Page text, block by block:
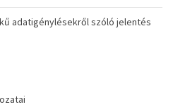
adatigénylésekről szóló jelentés